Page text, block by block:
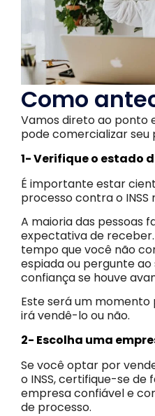
Como
Vamos direto ao ponto
pode comercializar seu
1- Verifique o estado
É importante estar
processo contra o INSS
A maioria das pessoas
expectativa de
tempo que você não
espiada ou pergunte
confiança se houve
Este será um
irá vendê-lo ou não.
2- Escolha uma
Se você optar por
o INSS, certifique-se
empresa confiável e
de processo.